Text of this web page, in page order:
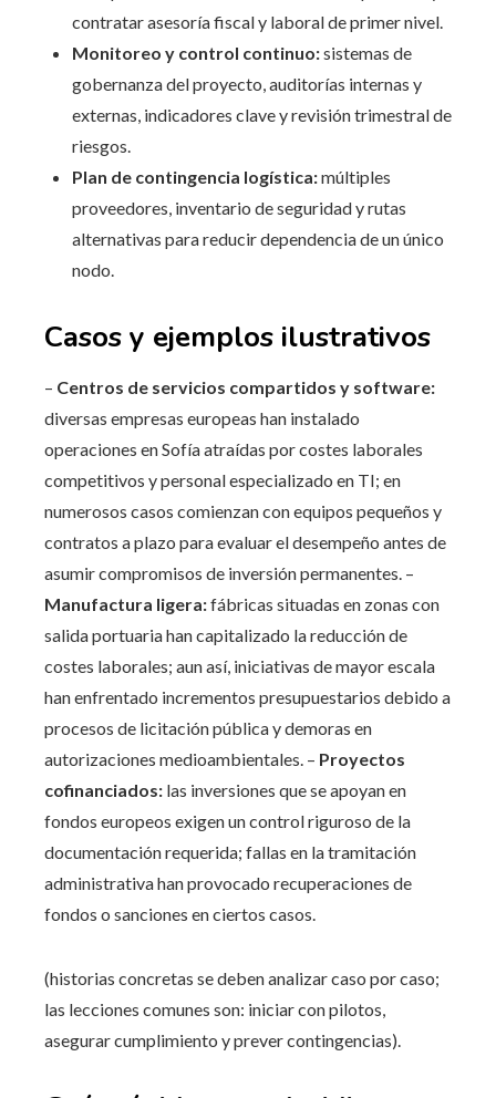
contratar asesoría fiscal y laboral de primer nivel.
Monitoreo y control continuo:sistemas de
gobernanza del proyecto, auditorías internas y
externas, indicadores clave y revisión trimestral de
riesgos.
Plan de contingencia logística:múltiples
proveedores, inventario de seguridad y rutas
alternativas para reducir dependencia de un único
nodo.
Casos y ejemplos ilustrativos
– Centros de servicios compartidos y software:
diversas empresas europeas han instalado
operaciones en Sofía atraídas por costes laborales
competitivos y personal especializado en TI; en
numerosos casos comienzan con equipos pequeños y
contratos a plazo para evaluar el desempeño antes de
asumir compromisos de inversión permanentes. –
Manufactura ligera:fábricas situadas en zonas con
salida portuaria han capitalizado la reducción de
costes laborales; aun así, iniciativas de mayor escala
han enfrentado incrementos presupuestarios debido a
procesos de licitación pública y demoras en
autorizaciones medioambientales. – Proyectos
cofinanciados: las inversiones que se apoyan en
fondos europeos exigen un control riguroso de la
documentación requerida; fallas en la tramitación
administrativa han provocado recuperaciones de
fondos o sanciones en ciertos casos.
(historias concretas se deben analizar caso por caso;
las lecciones comunes son: iniciar con pilotos,
asegurar cumplimiento y prever contingencias).